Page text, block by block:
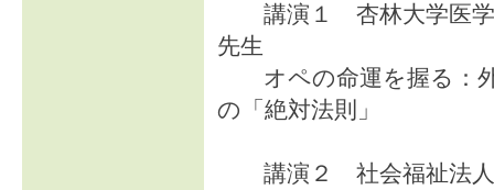
講演１ 杏林大学医学
先生
オペの命運を握る：
の「絶対法則」
講演２ 社会福祉法人